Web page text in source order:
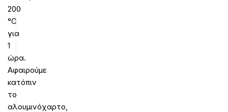
200
°C
για
1
ώρα.
Αφαιρούμε
κατόπιν
το
αλουμινόχαρτο,